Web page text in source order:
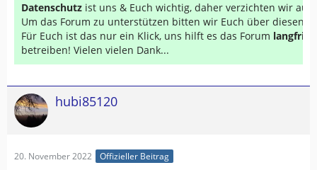
Datenschutz ist uns & Euch wichtig, daher verzichten wir auf
Um das Forum zu unterstützen bitten wir Euch über diesen
Für Euch ist das nur ein Klick, uns hilft es das Forum
betreiben! Vielen vielen Dank...
hubi85120
20. November 2022 Offizieller Beitrag